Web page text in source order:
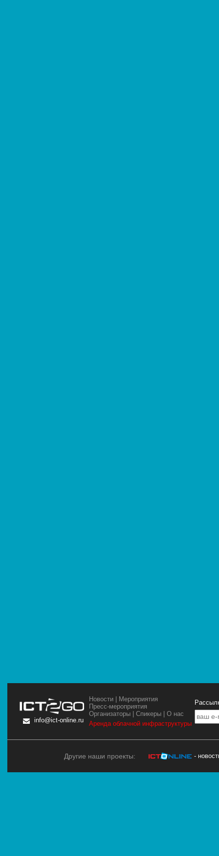
info@ict-online.ru
Новости | Мероприятия
Пресс-мероприятия
Организаторы |Спикеры |О нас
Аренда облачной инфраструктуры
Другие наши проекты: -